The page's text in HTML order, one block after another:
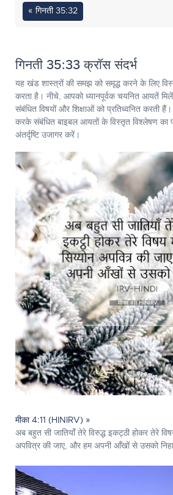
« गिनती 35:32
गिनती 35:33 क्रॉस संदर्भ
यह खंड शास्त्रों की समझ को समृद्ध करने के लिए
करता है। नीचे, आपको ध्यानपूर्वक चयनित आयतें
संबंधित विषयों और शिक्षाओं को प्रतिध्वनित करती
करके संबंधित बाइबल आयतों के विस्तृत विश्लेषण का
अंतर्दृष्टि उजागर करें।
मीका 4:11 (HINIRV) »
अब बहुत सी जातियाँ तेरे विरुद्ध इकट्ठी होकर तेरे
अपवित्र की जाए, और हम अपनी आँखों से उसको